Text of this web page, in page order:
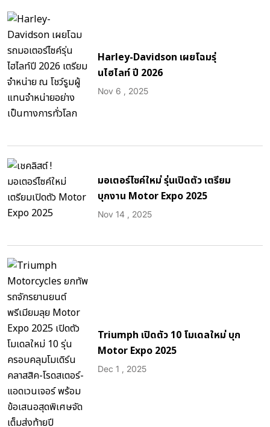
Harley-Davidson เผยโฉมรุ่
นไฮไลท์ ปี 2026
Nov 6 , 2025
มอเตอร์ไซค์ใหม่ รุ่นเปิดตัว เตรียม
บุกงาน Motor Expo 2025
Nov 14 , 2025
Triumph เปิดตัว 10 โมเดลใหม่ บุก
Motor Expo 2025
Dec 1 , 2025